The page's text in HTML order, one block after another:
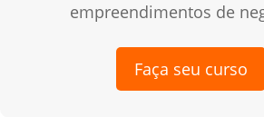
empreendimentos de
Faça seu curso